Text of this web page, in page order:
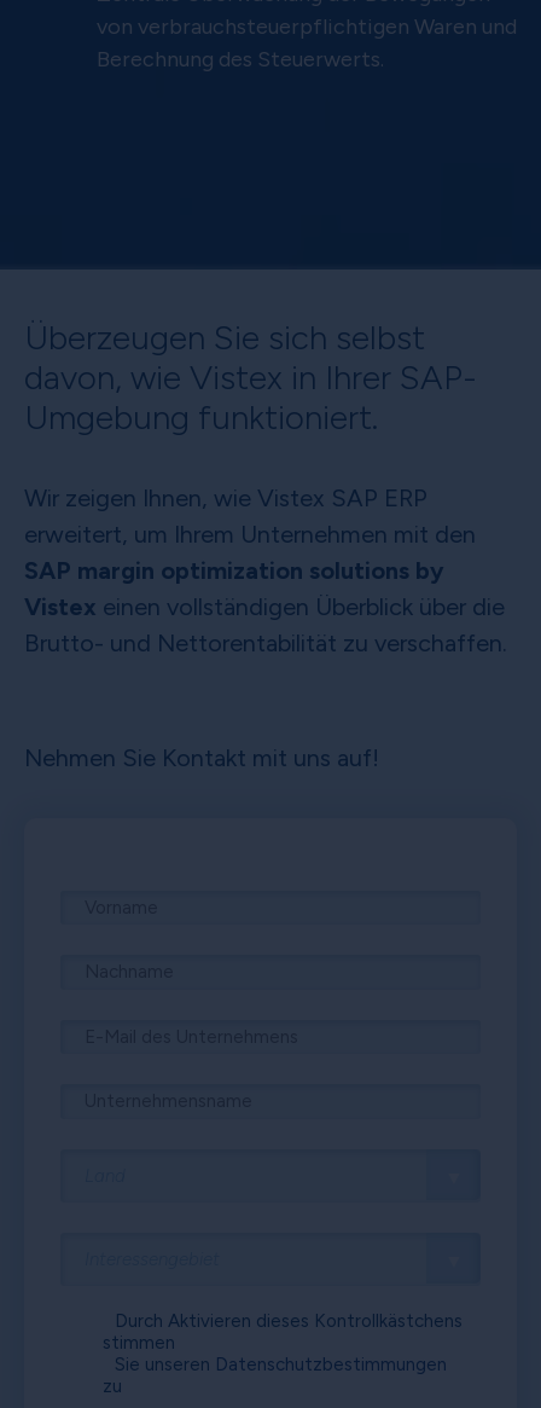
von verbrauchsteuerpflichtigen Waren und
Berechnung des Steuerwerts.
Überzeugen Sie sich selbst
davon, wie Vistex in Ihrer SAP-
Umgebung funktioniert.
Wir zeigen Ihnen, wie Vistex SAP ERP
erweitert, um Ihrem Unternehmen mit den
SAP margin optimization solutions by
Vistex einen vollständigen Überblick über die
Brutto- und Nettorentabilität zu verschaffen.
Nehmen Sie Kontakt mit uns auf!
Durch Aktivieren dieses Kontrollkästchens
stimmen
Sie unseren Datenschutzbestimmungen
zu